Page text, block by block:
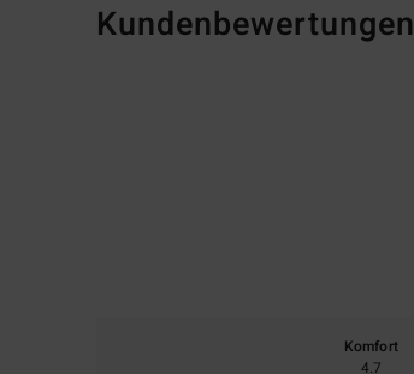
Kundenbewertungen
Komfort
4.7